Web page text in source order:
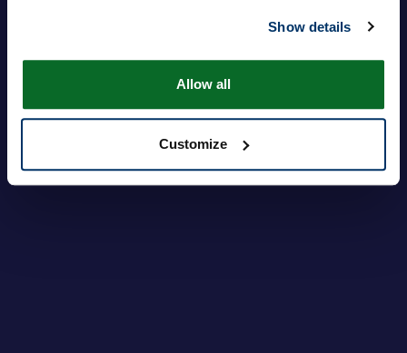
Show details
Allow all
Customize